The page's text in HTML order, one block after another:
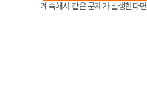
계속해서 같은 문제가 발생한다면